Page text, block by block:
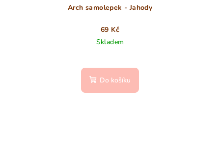
Arch samolepek - Jahody
69 Kč
Skladem
Do košíku